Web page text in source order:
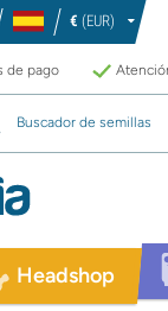
€ (EUR)
de pago
Buscador de semillas
Headshop